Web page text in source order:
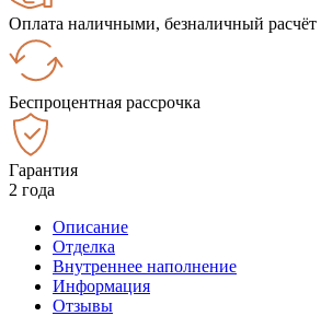
Оплата наличными, безналичный расчёт
Беспроцентная рассрочка
Гарантия
2 года
Описание
Отделка
Внутреннее наполнение
Информация
Отзывы